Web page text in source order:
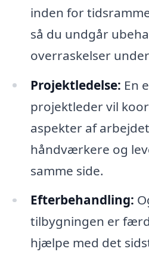
inden for
så du undgår
overraskelser
Projektledelse: En
projektleder vil
aspekter af
håndværkere og
samme side.
Efterbehandling:
tilbygningen er
hjælpe med det